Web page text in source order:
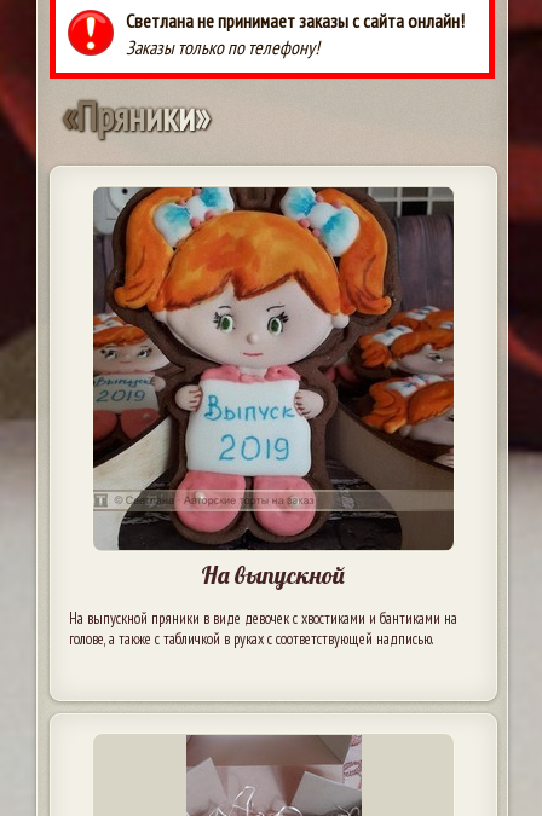
Светлана не принимает заказы с сайта онлайн!
Заказы только по телефону!
«Пряники»
На выпускной
На выпускной пряники в виде девочек с хвостиками и бантиками на
голове, а также с табличкой в руках с соответствующей надписью.